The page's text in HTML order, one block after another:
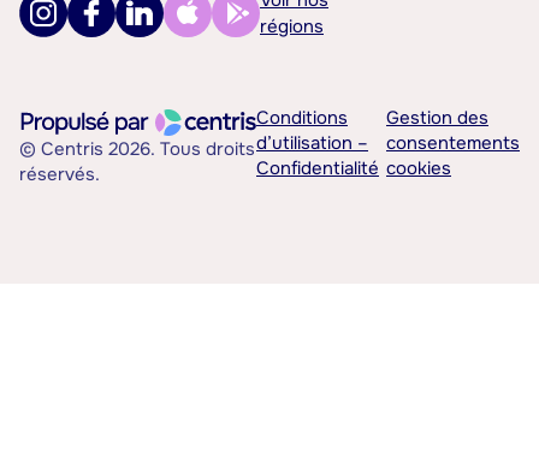
régions
© Centris 2026. Tous droits
réservés.
Conditions
d’utilisation –
Confidentialité
Gestion des
consentements
cookies